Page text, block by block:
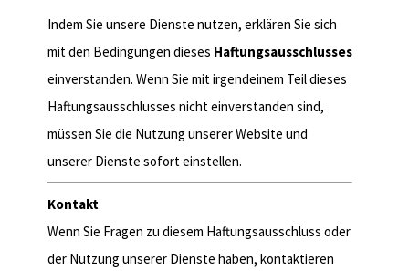
Indem Sie unsere Dienste nutzen, erklären Sie sich
mit den Bedingungen dieses Haftungsausschlusses
einverstanden. Wenn Sie mit irgendeinem Teil dieses
Haftungsausschlusses nicht einverstanden sind,
müssen Sie die Nutzung unserer Website und
unserer Dienste sofort einstellen.
Kontakt
Wenn Sie Fragen zu diesem Haftungsausschluss oder
der Nutzung unserer Dienste haben, kontaktieren